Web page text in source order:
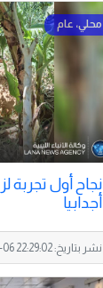
نجاح أول تجربة
أجدابيا
نشر بتاريخ:22:29:02